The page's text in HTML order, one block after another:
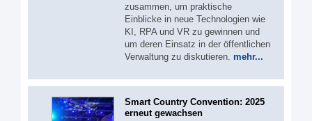
zusammen, um praktische
Einblicke in neue Technologien wie
KI, RPA und VR zu gewinnen und
um deren Einsatz in der öffentlichen
Verwaltung zu diskutieren. mehr...
Smart Country Convention: 2025
erneut gewachsen